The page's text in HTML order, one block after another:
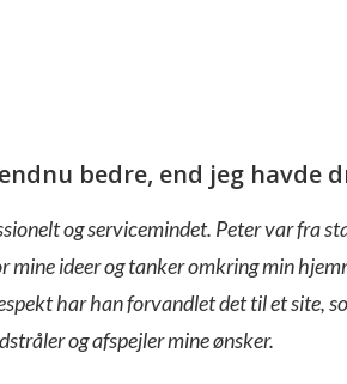
bedre, end jeg havde
og servicemindet. Peter var fra
mine ideer og tanker omkring min
har han forvandlet det til et site,
og afspejler mine ønsker.